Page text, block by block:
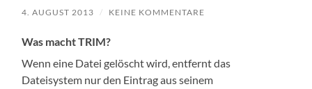
4. AUGUST 2013 / KEINE KOMMENTARE
Was macht TRIM?
Wenn eine Datei gelöscht wird, entfernt das
Dateisystem nur den Eintrag aus seinem